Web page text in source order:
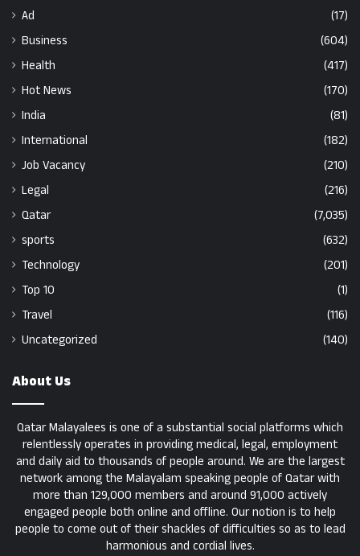
Ad
(17)
Business
(604)
Health
(417)
Hot News
(170)
India
(81)
International
(182)
Job Vacancy
(210)
Legal
(216)
Qatar
(7,035)
sports
(632)
Technology
(201)
Top 10
(1)
Travel
(116)
Uncategorized
(140)
About Us
Qatar Malayalees is one of a substantial social platforms which
relentlessly operates in providing medical, legal, employment
and daily aid to thousands of people around. We are the largest
network among the Malayalam speaking people of Qatar with
more than 129,000 members and around 91,000 actively
engaged people both online and offline. Our notion is to help
people to come out of their shackles of difficulties so as to lead
harmonious and cordial lives.